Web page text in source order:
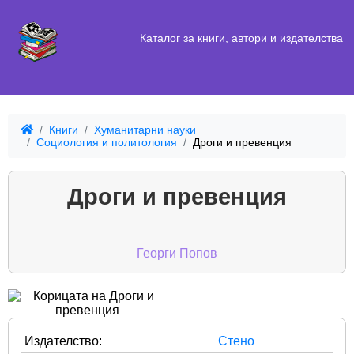
Каталог за книги, автори и издателства
Книги
Хуманитарни науки
Социология и политология
Дроги и превенция
Дроги и превенция
Георги Попов
Издателство: Стено